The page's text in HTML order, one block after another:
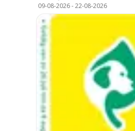
09-08-2026-22-08-2026